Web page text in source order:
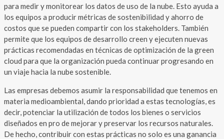
para medir y monitorear los datos de uso de la nube. Esto ayuda a
los equipos a producir métricas de sostenibilidad y ahorro de
costos que se pueden compartir con los stakeholders. También
permite que los equipos de desarrollo creen y ejecuten nuevas
prácticas recomendadas en técnicas de optimización de la green
cloud para que la organización pueda continuar progresando en
un viaje hacia la nube sostenible.
Las empresas debemos asumir la responsabilidad que tenemos en
materia medioambiental, dando prioridad a estas tecnologías, es
decir, potenciar la utilización de todos los bienes o servicios
diseñados en pro de mejorar y preservar los recursos naturales.
De hecho, contribuir con estas prácticas no solo es una ganancia